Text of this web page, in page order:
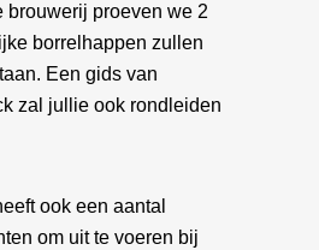
brouwerij proeven we 2
borrelhappen zullen
Een gids van
zal jullie ook rondleiden
ook een aantal
om uit te voeren bij